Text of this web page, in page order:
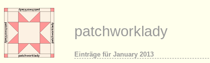
patchworklady
Einträge für January 2013